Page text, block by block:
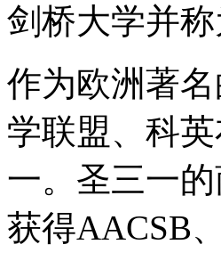
剑桥大学并
作为欧洲著
学联盟、科
一。圣三一
获得AACSB